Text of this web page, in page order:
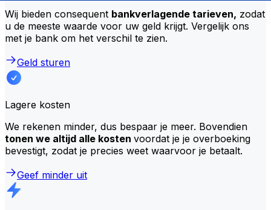
Wij bieden consequent bankverlagende tarieven, zodat
u de meeste waarde voor uw geld krijgt. Vergelijk ons
met je bank om het verschil te zien.
Geld sturen
Lagere kosten
We rekenen minder, dus bespaar je meer. Bovendien
tonen we altijd alle kosten voordat je je overboeking
bevestigt, zodat je precies weet waarvoor je betaalt.
Geef minder uit